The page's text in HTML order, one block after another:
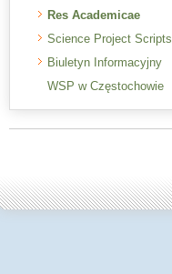
Res Academicae
Science Project Scripts
Biuletyn Informacyjny
WSP w Częstochowie